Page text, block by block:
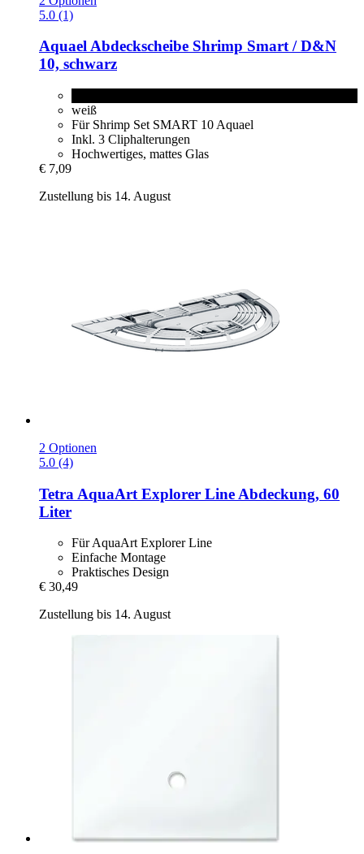
5.0 (1)
AquaelAbdeckscheibe Shrimp Smart / D&N
10, schwarz
weiß
Für Shrimp Set SMART 10 Aquael
Inkl. 3 Cliphalterungen
Hochwertiges, mattes Glas
€ 7,09
Zustellung bis 14. August
2 Optionen
5.0 (4)
Tetra AquaArt Explorer Line Abdeckung, 60
Liter
Für AquaArt Explorer Line
Einfache Montage
Praktisches Design
€ 30,49
Zustellung bis 14. August